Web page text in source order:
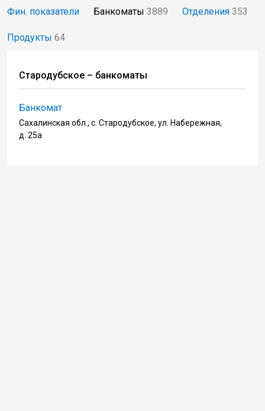
Фин. показатели Банкоматы 3889 Отделения 353
Продукты 64
Стародубское – банкоматы
Банкомат
Сахалинская обл., с. Стародубское, ул. Набережная,
д. 25а